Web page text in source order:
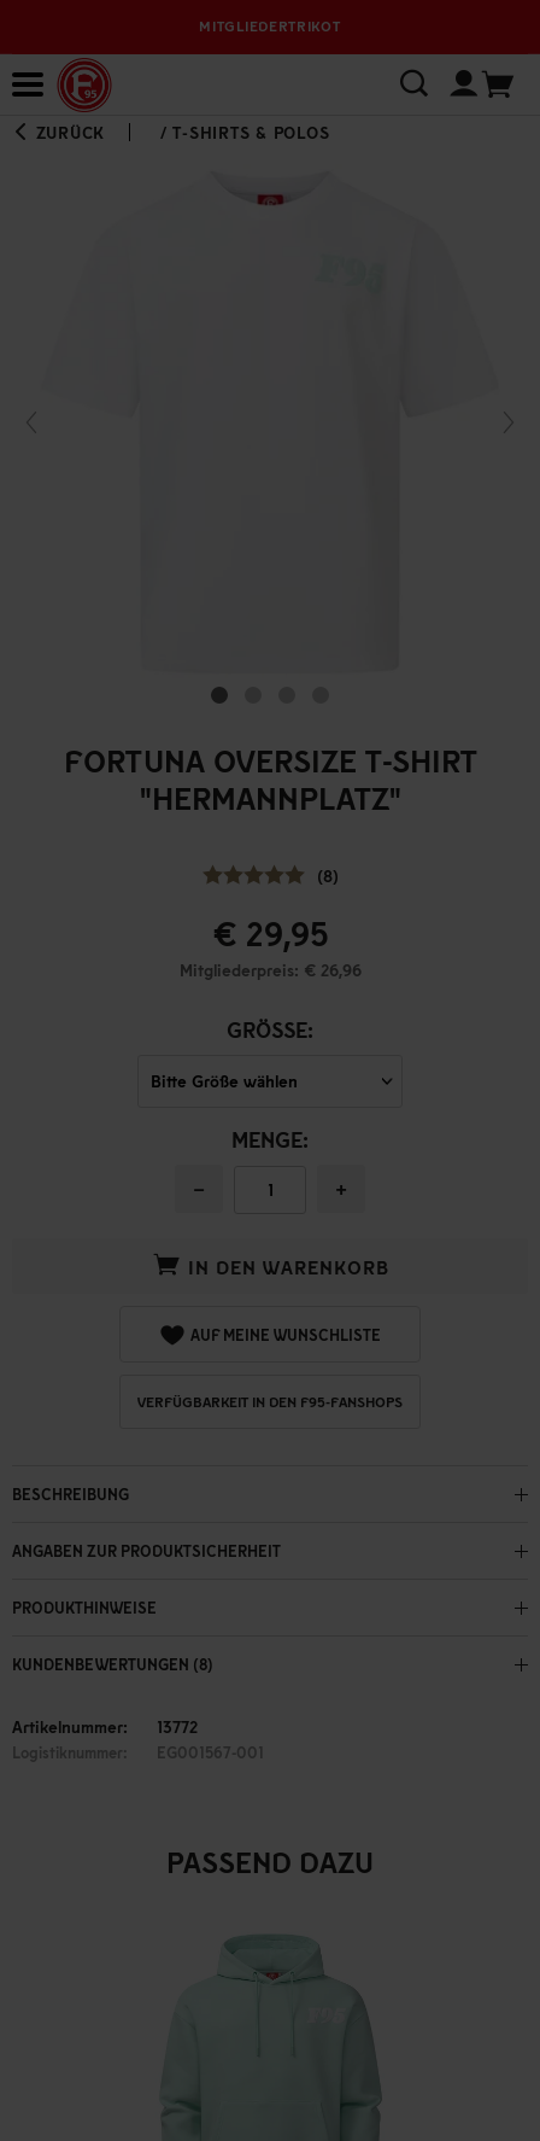
MITGLIEDERTRIKOT
ZURÜCK /T-SHIRTS & POLOS
FORTUNA OVERSIZE T-SHIRT
"HERMANNPLATZ"
(8)
€ 29,95
Mitgliederpreis: € 26,96
GRÖSSE:
MENGE:
− +
IN DEN WARENKORB
AUF MEINE WUNSCHLISTE
VERFÜGBARKEIT IN DEN F95-FANSHOPS
BESCHREIBUNG
ANGABEN ZUR PRODUKTSICHERHEIT
PRODUKTHINWEISE
KUNDENBEWERTUNGEN (8)
Artikelnummer: 13772
Logistiknummer: EG001567-001
PASSEND DAZU